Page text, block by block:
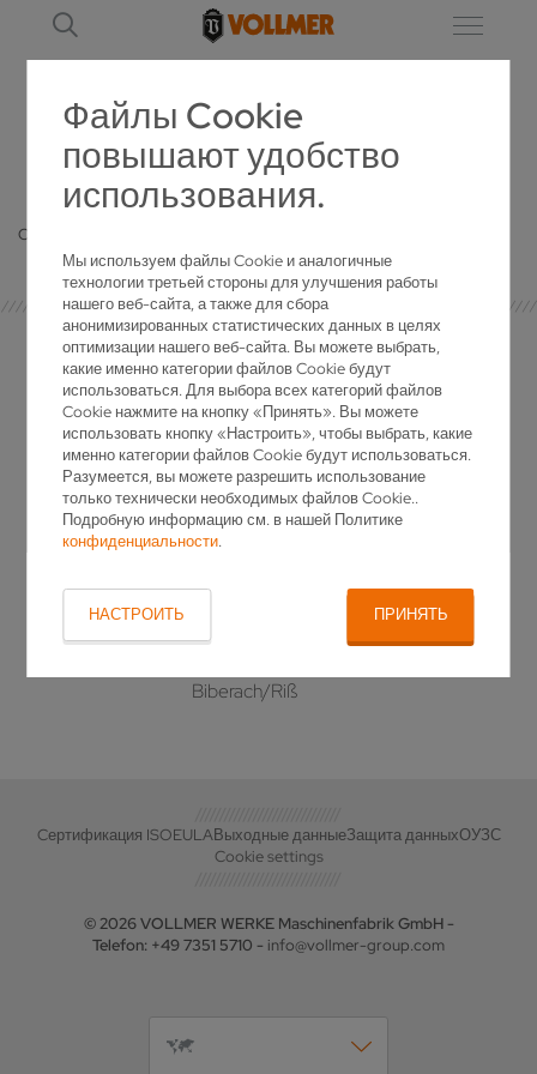
Файлы Cookie
повышают удобство
использования.
Мы используем файлы Cookie и аналогичные
технологии третьей стороны для улучшения работы
нашего веб-сайта, а также для сбора
анонимизированных статистических данных в целях
оптимизации нашего веб-сайта. Вы можете выбрать,
какие именно категории файлов Cookie будут
использоваться. Для выбора всех категорий файлов
Cookie нажмите на кнопку «Принять». Вы можете
использовать кнопку «Настроить», чтобы выбрать, какие
именно категории файлов Cookie будут использоваться.
Разумеется, вы можете разрешить использование
только технически необходимых файлов Cookie..
Подробную информацию см. в нашей Политике
конфиденциальности.
НАСТРОИТЬ ПРИНЯТЬ
ПОДРОБНЕЕ
Oops, an error occurred! Code: 202608090201365ffd8eef
КОНТАКТ СО СМИ
Инго Вольф
Маркетинговые услуги
Телефон +49 7351 571–277
Эл. почта i.wolf@vollmer-group.com
Biberach/Riß
Cертификация ISOEULAВыходные данныеЗащита данныхОУЗС
Cookie settings
© 2026 VOLLMER WERKE Maschinenfabrik GmbH -
Telefon: +49 7351 5710 - info@vollmer-group.com